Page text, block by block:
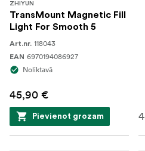
ZHIYUN
TransMount Magnetic Fill
Light For Smooth 5
Art.nr. 118043
EAN 6970194086927
Noliktavā
45,90 €
Pievienot grozam